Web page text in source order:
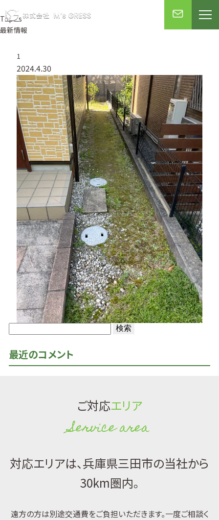
Topics
最新情報
最近のコメント
1
2024.4.30
ご対応エリア
Service area
対応エリアは、兵庫県三田市の当社から
30km圏内。
遠方の方は別途交通費をご負担いただきます。一度ご相談く